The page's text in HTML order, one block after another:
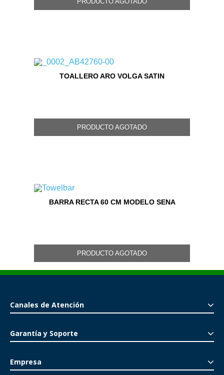
TOALLERO ARO VOLGA SATIN
PRODUCTO AGOTADO
BARRA RECTA 60 CM MODELO SENA
PRODUCTO AGOTADO
Canales de Atención
Garantía y Soporte
Empresa